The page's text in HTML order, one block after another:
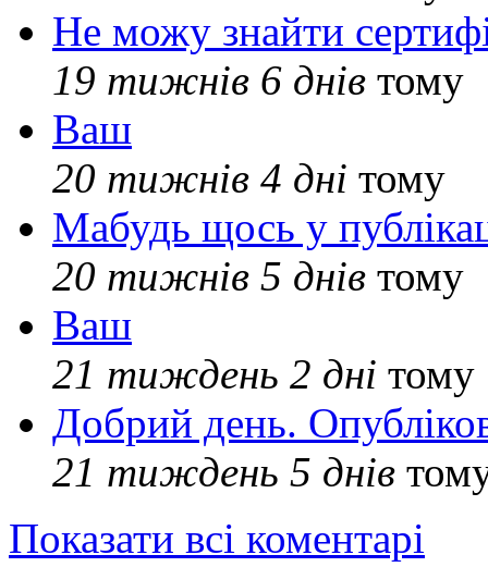
Не можу знайти
19 тижнів 6 днів тому
Ваш
20 тижнів 4 дні тому
Мабудь щось у
20 тижнів 5 днів тому
Ваш
21 тиждень 2 дні тому
Добрий день.
21 тиждень 5 днів
Показати всі коментарі